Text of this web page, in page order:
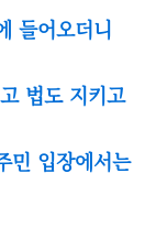
들어오더니
법도 지키고
민 입장에서는